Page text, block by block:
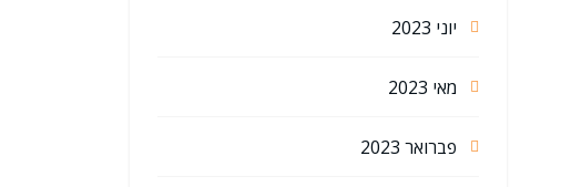
יוני 2023
מאי 2023
פברואר 2023